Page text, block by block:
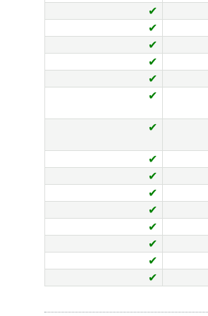
✔
✔
✔
✔
✔
✔
✔
✔
✔
✔
✔
✔
✔
✔
✔